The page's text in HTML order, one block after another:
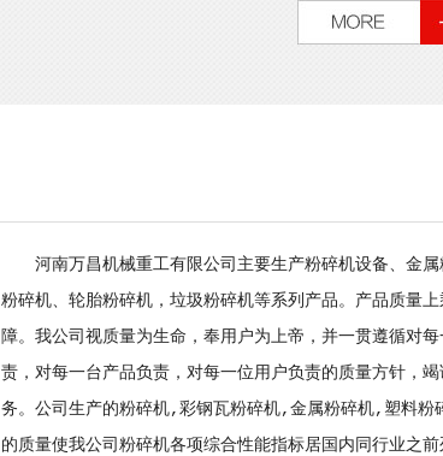
河南万昌机械重工有限公司主要生产粉碎机设备、金
粉碎机、轮胎粉碎机，垃圾粉碎机等系列产品。产品质量
障。我公司视质量为生命，奉用户为上帝，并一贯遵循对每
责，对每一台产品负责，对每一位用户负责的质量方针，
务。公司生产的粉碎机,彩钢瓦粉碎机,金属粉碎机,塑料粉
的质量使我公司粉碎机各项综合性能指标居国内同行业之前